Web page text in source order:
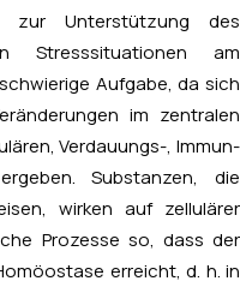
zur Unterstützung des
Stresssituationen am
Aufgabe, da sich
im zentralen
Verdauungs-, Immun-
Substanzen, die
wirken auf zellulärer
Prozesse so, dass der
erreicht, d. h. in